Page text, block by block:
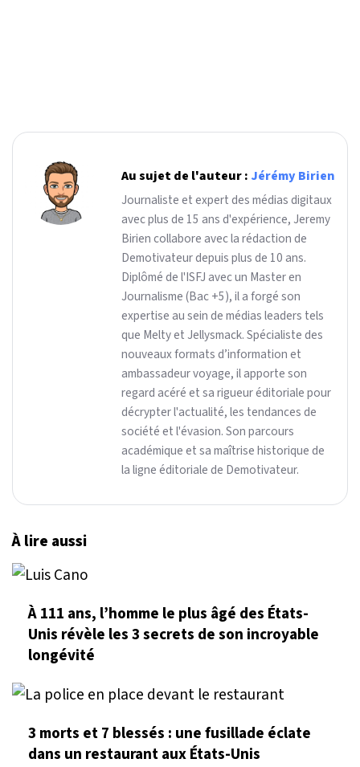
Au sujet de l'auteur : Jérémy Birien
Journaliste et expert des médias digitaux
avec plus de 15 ans d'expérience, Jeremy
Birien collabore avec la rédaction de
Demotivateur depuis plus de 10 ans.
Diplômé de l'ISFJ avec un Master en
Journalisme (Bac +5), il a forgé son
expertise au sein de médias leaders tels
que Melty et Jellysmack. Spécialiste des
nouveaux formats d’information et
ambassadeur voyage, il apporte son
regard acéré et sa rigueur éditoriale pour
décrypter l'actualité, les tendances de
société et l'évasion. Son parcours
académique et sa maîtrise historique de
la ligne éditoriale de Demotivateur.
À lire aussi
À 111 ans, l’homme le plus âgé des États-
Unis révèle les 3 secrets de son incroyable
longévité
3 morts et 7 blessés : une fusillade éclate
dans un restaurant aux États-Unis